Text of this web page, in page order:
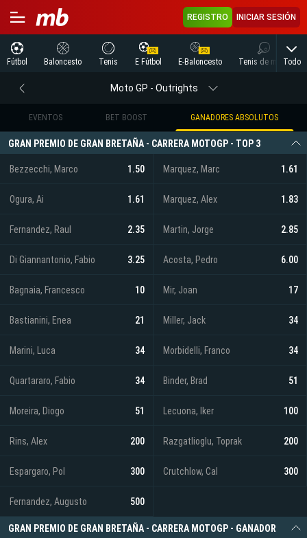
REGISTRO INICIAR SESIÓN
Fútbol Baloncesto Tenis E Fútbol E-Baloncesto Tenis de mesaTodo
Moto GP - Outrights
EVENTOS BET BOOST GANADORES ABSOLUTOS
GRAN PREMIO DE GRAN BRETAÑA - CARRERA MOTOGP - TOP 3
Bezzecchi, Marco 1.50 Marquez, Marc 1.61
Ogura, Ai 1.61 Marquez, Alex 1.83
Fernandez, Raul 2.35 Martin, Jorge 2.85
Di Giannantonio, Fabio 3.25 Acosta, Pedro 6.00
Bagnaia, Francesco 10 Mir, Joan 17
Bastianini, Enea 21 Miller, Jack 34
Marini, Luca 34 Morbidelli, Franco 34
Quartararo, Fabio 34 Binder, Brad 51
Moreira, Diogo 51 Lecuona, Iker 100
Rins, Alex 200 Razgatlioglu, Toprak 200
Espargaro, Pol 300 Crutchlow, Cal 300
Fernandez, Augusto 500
GRAN PREMIO DE GRAN BRETAÑA - CARRERA MOTOGP - GANADOR